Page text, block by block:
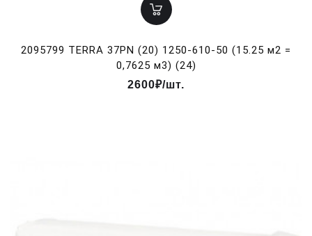
2095799 TERRA 37PN (20) 1250-610-50 (15.25 м2 =
0,7625 м3) (24)
2600₽/шт.